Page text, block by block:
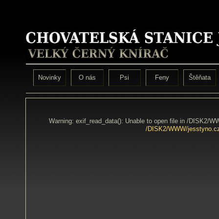
Novinky O nás Psi Feny Štěňata
Warning: exif_read_data(): Unable to open file in /DISK2/
/DISK2/WWW/